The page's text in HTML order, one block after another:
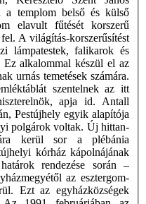
a templom belső és külső
elavult fűtését korszerű
A világítás-korszerűsítést
lámpatestek, falikarok és
Ez alkalommal készül el az
urnás temetések számára.
szentelnek az itt
apja id. Antall
Pestújhely egyik alapítója
polgárok voltak. Új hittan-
kerül sor a plébánia
kórház kápolnájának
rendezése során –
az esztergom-
Ezt az egyházközségek